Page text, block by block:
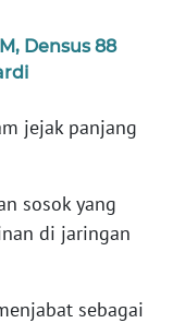
Densus 88
jejak panjang
sosok yang
di jaringan
sebagai